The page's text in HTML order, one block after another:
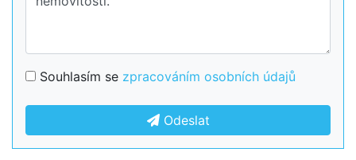
Souhlasím se zpracováním osobních údajů
Odeslat